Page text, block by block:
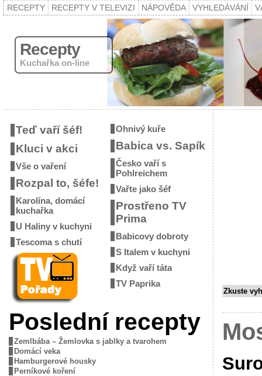
RECEPTY RECEPTY V TELEVIZI NÁPOVĚDA VYHLEDÁVÁNÍ
Recepty
Kuchařka on-line
Teď vaří šéf!
Kluci v akci
Vše o vaření
Rozpal to, šéfe!
Karolína, domácí
kuchařka
U Haliny v kuchyni
Tescoma s chutí
Ohnivý kuře
Babica vs. Sapík
Česko vaří s
Pohlreichem
Vařte jako šéf
Prostřeno TV
Prima
Babicovy dobroty
S Italem v kuchyni
Když vaří táta
TV Paprika
Poslední recepty
Zemlbába – Žemlovka s jablky a tvarohem
Domácí veka
Hamburgerové housky
Perníkové koření
Zkuste